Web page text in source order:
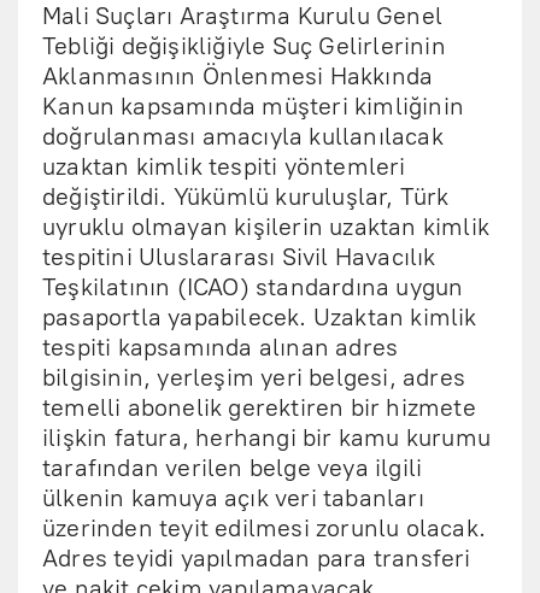
Mali Suçları Araştırma Kurulu Genel
Tebliği değişikliğiyle Suç Gelirlerinin
Aklanmasının Önlenmesi Hakkında
Kanun kapsamında müşteri kimliğinin
doğrulanması amacıyla kullanılacak
uzaktan kimlik tespiti yöntemleri
değiştirildi. Yükümlü kuruluşlar, Türk
uyruklu olmayan kişilerin uzaktan kimlik
tespitini Uluslararası Sivil Havacılık
Teşkilatının (ICAO) standardına uygun
pasaportla yapabilecek. Uzaktan kimlik
tespiti kapsamında alınan adres
bilgisinin, yerleşim yeri belgesi, adres
temelli abonelik gerektiren bir hizmete
ilişkin fatura, herhangi bir kamu kurumu
tarafından verilen belge veya ilgili
ülkenin kamuya açık veri tabanları
üzerinden teyit edilmesi zorunlu olacak.
Adres teyidi yapılmadan para transferi